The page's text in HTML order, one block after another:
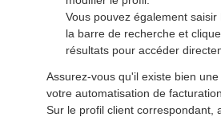
Vous pouvez également
la barre de recherche et
résultats pour accéder
Assurez-vous qu'il existe bien
votre automatisation de facturation.
Sur le profil client correspondant,